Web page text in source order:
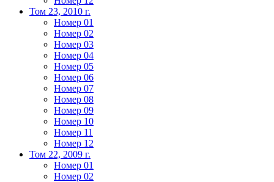
Том 23, 2010 г.
Номер 01
Номер 02
Номер 03
Номер 04
Номер 05
Номер 06
Номер 07
Номер 08
Номер 09
Номер 10
Номер 11
Номер 12
Том 22, 2009 г.
Номер 01
Номер 02